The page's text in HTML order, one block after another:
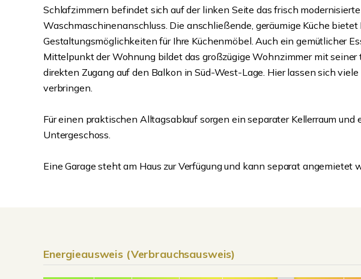
Schlafzimmern befindet sich auf der linken Seite das frisch
Waschmaschinenanschluss. Die anschließende, geräumige Küche bietet
Gestaltungsmöglichkeiten für Ihre Küchenmöbel. Auch ein gemütlicher
Mittelpunkt der Wohnung bildet das großzügige Wohnzimmer mit seiner
direkten Zugang auf den Balkon in Süd-West-Lage. Hier lassen sich
verbringen.
Für einen praktischen Alltagsablauf sorgen ein separater Kellerraum
Untergeschoss.
Eine Garage steht am Haus zur Verfügung und kann separat angemietet
Energieausweis (Verbrauchsausweis)